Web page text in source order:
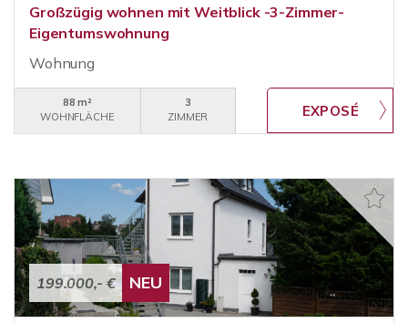
Großzügig wohnen mit Weitblick -3-Zimmer-
Eigentumswohnung
Wohnung
88 m²
WOHNFLÄCHE
3
ZIMMER
199.000,- € NEU